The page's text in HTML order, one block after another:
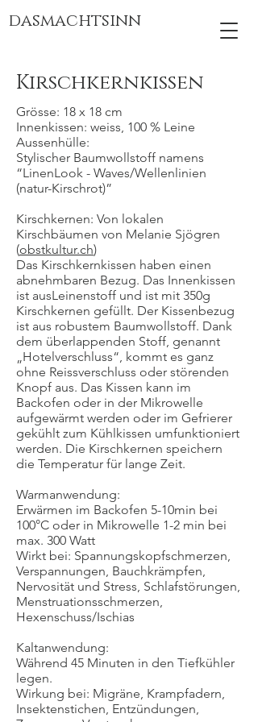
dasmachtsinn
Kirschkernkissen
Grösse: 18 x 18 cm
Innenkissen: weiss, 100 % Leine
Aussenhülle:
Stylischer Baumwollstoff namens
“LinenLook - Waves/Wellenlinien
(natur-Kirschrot)”
Kirschkernen: Von lokalen
Kirschbäumen von Melanie Sjögren
(obstkultur.ch)
Das Kirschkernkissen haben einen
abnehmbaren Bezug. Das Innenkissen
ist ausLeinenstoff und ist mit 350g
Kirschkernen gefüllt. Der Kissenbezug
ist aus robustem Baumwollstoff. Dank
dem überlappenden Stoff, genannt
„Hotelverschluss“, kommt es ganz
ohne Reissverschluss oder störenden
Knopf aus. Das Kissen kann im
Backofen oder in der Mikrowelle
aufgewärmt werden oder im Gefrierer
gekühlt zum Kühlkissen umfunktioniert
werden. Die Kirschkernen speichern
die Temperatur für lange Zeit.
Warmanwendung:
Erwärmen im Backofen 5-10min bei
100°C oder in Mikrowelle 1-2 min bei
max. 300 Watt
Wirkt bei: Spannungskopfschmerzen,
Verspannungen, Bauchkrämpfen,
Nervosität und Stress, Schlafstörungen,
Menstruationsschmerzen,
Hexenschuss/Ischias
Kaltanwendung:
Während 45 Minuten in den Tiefkühler
legen.
Wirkung bei: Migräne, Krampfadern,
Insektenstichen, Entzündungen,